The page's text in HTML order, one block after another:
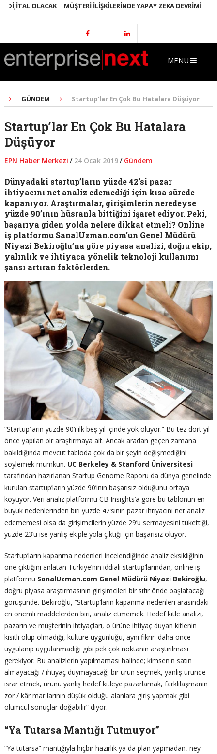
OLACAK MÜŞTERI İLIŞKILERINDE YAPAY ZEKA DEVRIMI
MENÜ
GÜNDEM Startup’lar En Çok Bu Hatalara Düşüyor
Startup’lar En Çok Bu Hatalara
Düşüyor
EPN Haber Merkezi / 24 Ocak 2019/ Gündem
Dünyadaki startup’ların yüzde 42’si pazar
ihtiyacını net analiz edemediği için kısa sürede
kapanıyor. Araştırmalar, girişimlerin neredeyse
yüzde 90’ının hüsranla bittiğini işaret ediyor. Peki,
başarıya giden yolda nelere dikkat etmeli? Online
iş platformu SanalUzman.com’un Genel Müdürü
Niyazi Bekiroğlu’na göre piyasa analizi, doğru ekip,
yalınlık ve ihtiyaca yönelik teknoloji kullanımı
şansı artıran faktörlerden.
“Startup’ların yüzde 90’ı ilk beş yıl içinde yok oluyor.” Bu tez dört yıl
önce yapılan bir araştırmaya ait. Ancak aradan geçen zamana
bakıldığında mevcut tabloda çok da bir şeyin değişmediğini
söylemek mümkün. UC Berkeley & Stanford Üniversitesi
tarafından hazırlanan Startup Genome Raporu da dünya genelinde
kurulan startup’ların yüzde 90’ının başarısız olduğunu ortaya
koyuyor. Veri analiz platformu CB Insights’a göre bu tablonun en
büyük nedenlerinden biri yüzde 42’sinin pazar ihtiyacını net analiz
edememesi olsa da girişimcilerin yüzde 29’u sermayesini tükettiği,
yüzde 23’ü ise yanlış ekiple yola çıktığı için başarısız oluyor.
Startup’ların kapanma nedenleri incelendiğinde analiz eksikliğinin
öne çıktığını anlatan Türkiye’nin iddialı startup’larından, online iş
platformu SanalUzman.com Genel Müdürü Niyazi Bekiroğlu,
doğru piyasa araştırmasının girişimcileri bir sıfır önde başlatacağı
görüşünde. Bekiroğlu, “Startup’ların kapanma nedenleri arasındaki
en önemli maddelerden biri, analiz etmemek. Hedef kitle analizi,
pazarın ve müşterinin ihtiyaçları, o ürüne ihtiyaç duyan kitlenin
kısıtlı olup olmadığı, kültüre uygunluğu, aynı fikrin daha önce
uygulanıp uygulanmadığı gibi pek çok noktanın araştırılması
gerekiyor. Bu analizlerin yapılmaması halinde; kimsenin satın
almayacağı / ihtiyaç duymayacağı bir ürün seçmek, yanlış üründe
ısrar etmek, ürünü yanlış hedef kitleye pazarlamak, farklılaşmanın
zor / kâr marjlarının düşük olduğu alanlara giriş yapmak gibi
ölümcül sonuçlar doğabilir” diyor.
“Ya Tutarsa Mantığı Tutmuyor”
“Ya tutarsa” mantığıyla hiçbir hazırlık ya da plan yapmadan, neyi